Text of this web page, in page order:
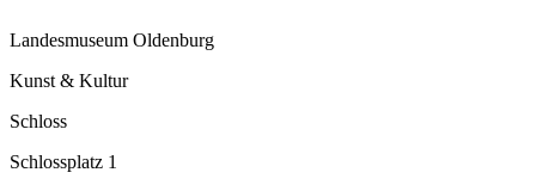
Landesmuseum Oldenburg
Kunst & Kultur
Schloss
Schlossplatz 1